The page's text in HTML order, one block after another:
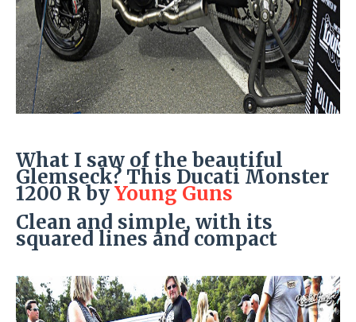
What I saw of the beautiful
Glemseck? This Ducati Monster
1200 R byYoung Guns
Clean and simple, with its
squared lines and compact